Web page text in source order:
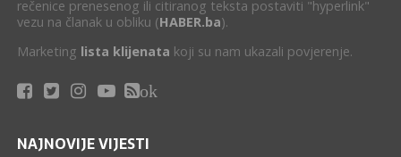
rečenice prenesenog ili citiranog teksta postaviti "hyperlink"
vezu na članak u obliku (HABER.ba).
Marketing lista klijenata koji su nam ukazali povjerenje.
ok
NAJNOVIJE VIJESTI